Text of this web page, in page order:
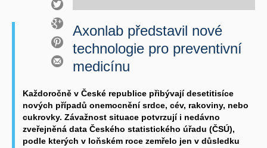
Axonlab představil nové
technologie pro preventivní
medicínu
Každoročně v České republice přibývají desetitisíce
nových případů onemocnění srdce, cév, rakoviny, nebo
cukrovky. Závažnost situace potvrzují i nedávno
zveřejněná data Českého statistického úřadu (ČSÚ),
podle kterých v loňském roce zemřelo jen v důsledku